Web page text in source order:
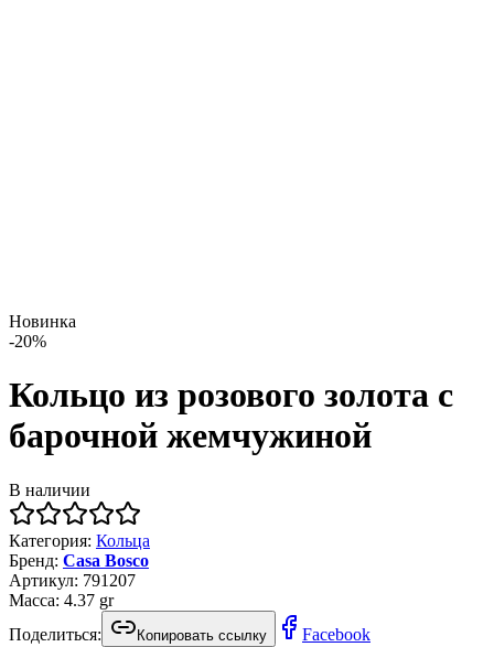
Новинка
-20%
Кольцо из розового золота с
барочной жемчужиной
В наличии
Категория: Кольца
Бренд: Casa Bosco
Артикул: 791207
Масса: 4.37 gr
Поделиться:
Копировать ссылку Facebook